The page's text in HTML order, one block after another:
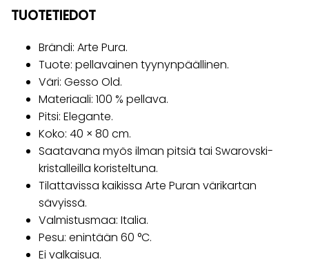
TUOTETIEDOT
Brändi: Arte Pura.
Tuote: pellavainen tyynynpäällinen.
Väri: Gesso Old.
Materiaali: 100 % pellava.
Pitsi: Elegante.
Koko: 40 × 80 cm.
Saatavana myös ilman pitsiä tai Swarovski-
kristalleilla koristeltuna.
Tilattavissa kaikissa Arte Puran värikartan
sävyissä.
Valmistusmaa: Italia.
Pesu: enintään 60 °C.
Ei valkaisua.